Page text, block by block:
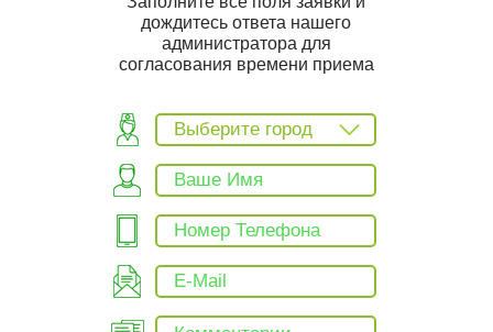
дождитесь ответа нашего
администратора для
согласования времени приема
Выберите город